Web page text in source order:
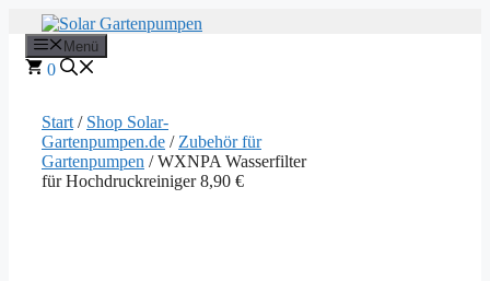
Inhalt
springen
Menü
0
Start / Shop Solar-
Gartenpumpen.de / Zubehör für
Gartenpumpen / WXNPA Wasserfilter
für Hochdruckreiniger 8,90 €